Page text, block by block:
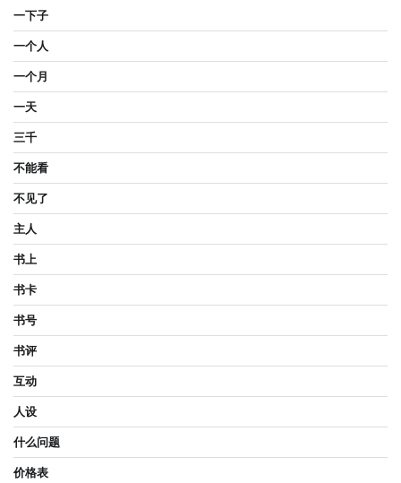
一下子
一个人
一个月
一天
三千
不能看
不见了
主人
书上
书卡
书号
书评
互动
人设
什么问题
价格表